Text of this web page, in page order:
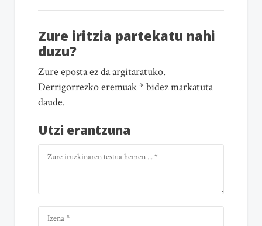
Zure iritzia partekatu nahi
duzu?
Zure eposta ez da argitaratuko.
Derrigorrezko eremuak * bidez markatuta
daude.
Utzi erantzuna